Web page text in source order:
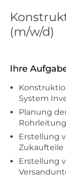
(m/w/d)
Ihre
System
Planung
Erstellung
Zukaufteile
Erstellung